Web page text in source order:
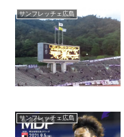
サンフレッチェ広島
サンフレッチェ広島